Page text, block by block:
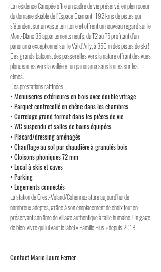
La résidence Canopée offre un cadre de vie préservé, en plein coeur
du domaine skiable de l’Espace Diamant : 192 kms de pistes qui
s’étendent sur un vaste territoire et offrent un nouveau regard sur le
Mont-Blanc 35 appartements neufs, du T2 au T5 profitant d’un
panorama exceptionnel sur le Val d’Arly, à 350 m des pistes de ski !
Des grands balcons, des passerelles vers la nature offrant des vues
plongeantes vers la vallée et un panorama sans limites sur les
cimes.
Des prestations raffinées :
• Menuiseries extérieures en bois avec double vitrage
• Parquet contrecollé en chêne dans les chambres
• Carrelage grand format dans les pièces de vie
• WC suspendu et salles de bains équipées
• Placard/dressing aménagés
• Chauffage au sol par chaudière à granulés bois
• Cloisons phoniques 72 mm
• Local à skis et caves
• Parking
• Logements connectés
La station de Crest-Voland/Cohennoz attire aujourd’hui de
nombreux adeptes, grâce à son emplacement de choix tout en
préservant son âme de village authentique à taille humaine. Un gage
de bien-vivre qui lui vaut le label « Famille Plus » depuis 2018.
Contact Marie-Laure Ferrier